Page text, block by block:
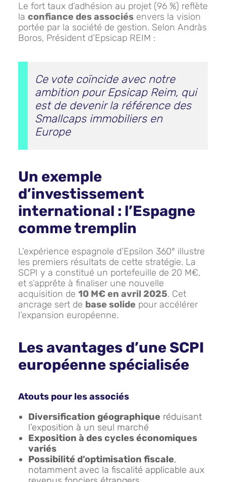
Le fort taux d’adhésion au projet (96 %) reflète
la confiance des associés envers la vision
portée par la société de gestion. Selon Andràs
Boros, Président d’Epsicap REIM :
Ce vote coïncide avec notre
ambition pour Epsicap Reim, qui
est de devenir la référence des
Smallcaps immobiliers en
Europe
Un exemple
d’investissement
international : l’Espagne
comme tremplin
L’expérience espagnole d’Epsilon 360° illustre
les premiers résultats de cette stratégie. La
SCPI y a constitué un portefeuille de 20 M€,
et s’apprête à finaliser une nouvelle
acquisition de 10 M€ en avril 2025. Cet
ancrage sert de base solide pour accélérer
l’expansion européenne.
Les avantages d’une SCPI
européenne spécialisée
Atouts pour les associés
Diversification géographique réduisant
l’exposition à un seul marché
Exposition à des cycles économiques
variés
Possibilité d’optimisation fiscale,
notamment avec la fiscalité applicable aux